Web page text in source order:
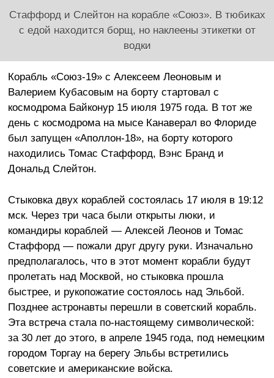
Стаффорд и Слейтон на корабле «Союз». В тюбиках
с едой находится борщ, но наклеены этикетки от
водки
Корабль «Союз-19» с Алексеем Леоновым и
Валерием Кубасовым на борту стартовал с
космодрома Байконур 15 июля 1975 года. В тот же
день с космодрома на мысе Канаверал во Флориде
был запущен «Аполлон-18», на борту которого
находились Томас Стаффорд, Вэнс Бранд и
Дональд Слейтон.
Стыковка двух кораблей состоялась 17 июля в 19:12
мск. Через три часа были открыты люки, и
командиры кораблей — Алексей Леонов и Томас
Стаффорд — пожали друг другу руки. Изначально
предполагалось, что в этот момент корабли будут
пролетать над Москвой, но стыковка прошла
быстрее, и рукопожатие состоялось над Эльбой.
Позднее астронавты перешли в советский корабль.
Эта встреча стала по-настоящему символической:
за 30 лет до этого, в апреле 1945 года, под немецким
городом Торгау на берегу Эльбы встретились
советские и американские войска.